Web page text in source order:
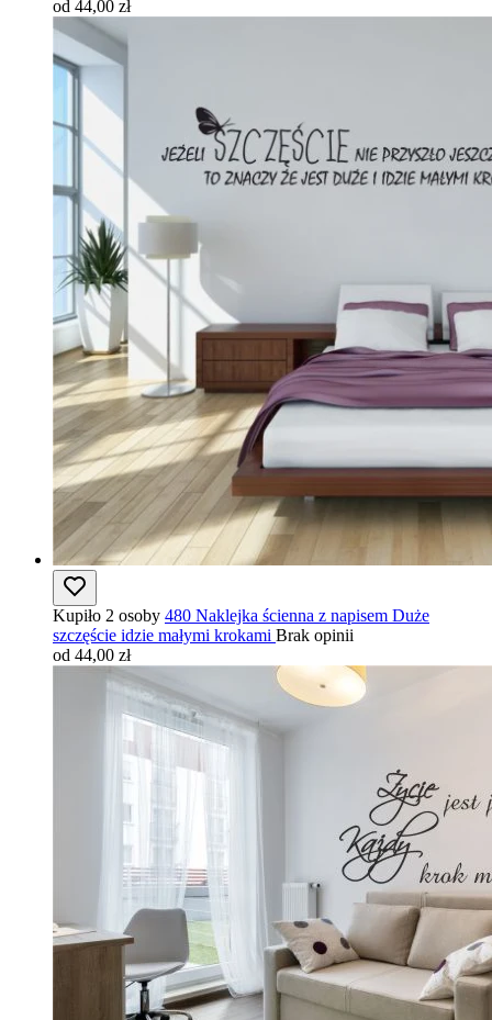
od 44,00 zł
Kupiło 2 osoby 480 Naklejka ścienna z napisem Duże
szczęście idzie małymi krokami Brak opinii
od 44,00 zł